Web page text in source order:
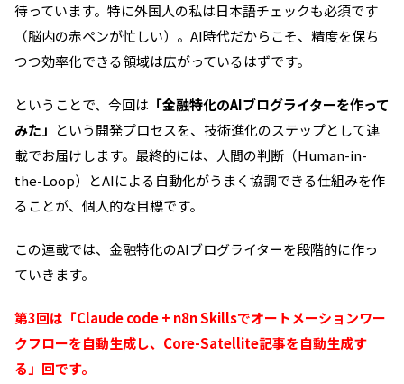
待っています。特に外国人の私は日本語チェックも必須です
（脳内の赤ペンが忙しい）。AI時代だからこそ、精度を保ち
つつ効率化できる領域は広がっているはずです。
ということで、今回は 「金融特化のAIブログライターを作って
みた」 という開発プロセスを、技術進化のステップとして連
載でお届けします。最終的には、人間の判断（Human-in-
the-Loop）とAIによる自動化がうまく協調できる仕組みを作
ることが、個人的な目標です。
この連載では、金融特化のAIブログライターを段階的に作っ
ていきます。
第3回は「Claude code + n8n Skillsでオートメーションワー
クフローを自動生成し、Core-Satellite記事を自動生成す
る」回です。